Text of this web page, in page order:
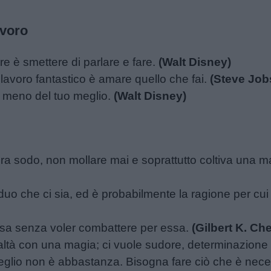
è smettere di parlare e fare. (Walt Disney)
fantastico è amare quello che fai. (Steve
del tuo meglio. (Walt Disney)
sodo, non mollare mai e soprattutto coltiva una
che ci sia, ed è probabilmente la ragione per
senza voler combattere per essa. (Gilbert K.
con una magia; ci vuole sudore,
non è abbastanza. Bisogna fare ciò che è